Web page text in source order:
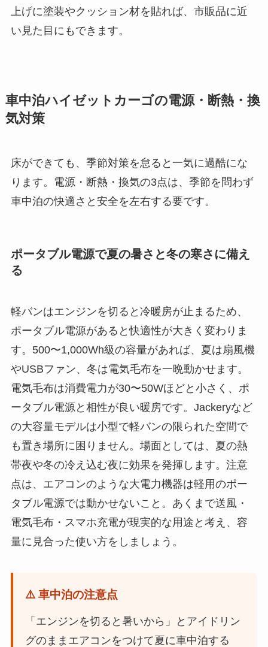
上げに塗装やクッション材を貼れば、市販品に近
い見た目にもできます。
車中泊ハイゼットカーゴの電源・断熱・換
気対策
床ができても、季節対策を怠ると一気に過酷にな
ります。電源・断熱・換気の3点は、季節を問わず
車中泊の快適さと安全を左右する要です。
ポータブル電源で夏の暑さと冬の寒さに備え
る
軽バンはエンジンを切ると冷暖房が止まるため、
ポータブル電源があると快適性が大きく変わりま
す。500〜1,000Wh級の容量があれば、夏は扇風機
やUSBファン、冬は電気毛布を一晩動かせます。
電気毛布は消費電力が30〜50Wほどと小さく、ポ
ータブル電源と相性が良い暖房です。Jackeryなど
の大容量モデルは小型で軽バンの限られた空間で
も置き場所に困りません。場面としては、夏の熱
帯夜や冬の冷え込む夜に効果を発揮します。注意
点は、エアコンのような大電力機器は軽用のポー
タブル電源では動かせないこと。あくまで送風・
電気毛布・スマホ充電が現実的な用途と考え、容
量に見合った使い方をしましょう。
⚠️ 車中泊の注意点
「エンジンを切ると暑いから」とアイドリン
グのままエアコンをつけて夏に車中泊する